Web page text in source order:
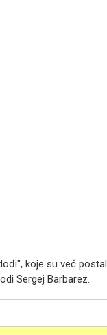
koje su već
Sergej Barbarez.